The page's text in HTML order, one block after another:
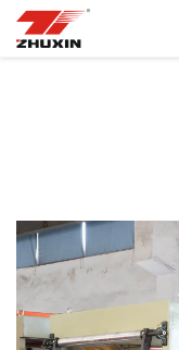
Კომპანია
Სიახლეები